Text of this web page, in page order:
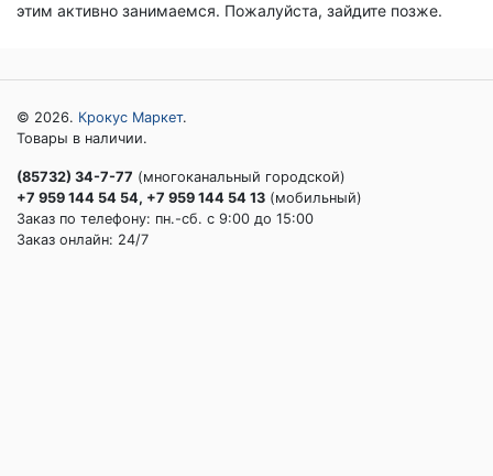
этим активно занимаемся. Пожалуйста, зайдите позже.
© 2026. Крокус Маркет.
Товары в наличии.
(85732) 34-7-77 (многоканальный городской)
+7 959 144 54 54, +7 959 144 54 13 (мобильный)
Заказ по телефону: пн.-сб. c 9:00 до 15:00
Заказ онлайн: 24/7